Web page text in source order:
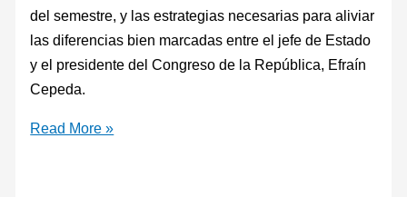
del semestre, y las estrategias necesarias para aliviar
las diferencias bien marcadas entre el jefe de Estado
y el presidente del Congreso de la República, Efraín
Cepeda.
Read More »